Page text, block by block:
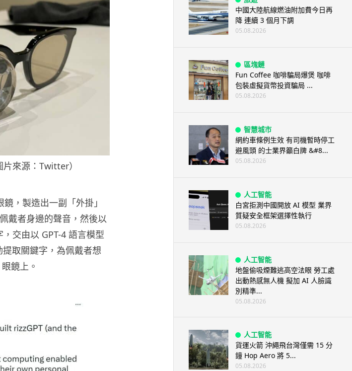
來源：Twitter）
，製造出一副「外掛」
戴者身邊的聲音，然後以
交由以 GPT-4 語言模型
取關鍵字，為佩戴者想
鏡上。
中國大陸航線燃油附加費今日再
降 連續 3 個月下調
05.08.2026
區塊鏈
Fun Coffee 咖啡騙局爆煲 咖啡
包裝虛擬貨幣投資騙局 ...
05.08.2026
智慧城市
網約車條例生效 有司機暫時停工
避風頭 的士業界籲白牌 &#8...
05.08.2026
人工智能
白宮拒測中國開放 AI 模型 業界
質疑安全框架選擇性執行
05.08.2026
人工智能
地盤偷吸煙難逃高空法眼 勞工處
出動熱感無人機 擬加 AI 人臉識
別精準...
05.08.2026
人工智能
貨運火箭 沖繩飛台灣僅需 15 分
鐘 Hop Aero 將 5...
05.08.2026